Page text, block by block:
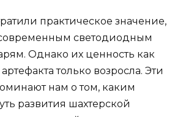
практическое значение,
светодиодным
Однако их ценность как
только возросла. Эти
нам о том, каким
развития шахтерской